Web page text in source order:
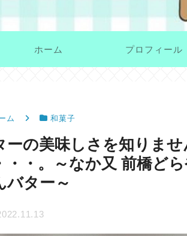
ホーム プロフィール
ム 和菓子
ーの美味しさを知りま
・・。～なか又 前橋
バター～